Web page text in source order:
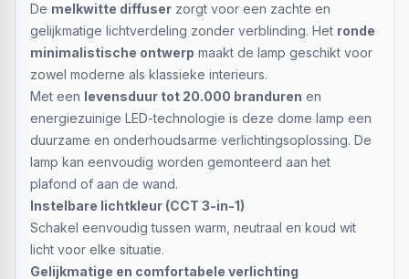
De melkwitte diffuser zorgt voor een zachte en
gelijkmatige lichtverdeling zonder verblinding. Het ronde
minimalistische ontwerp maakt de lamp geschikt voor
zowel moderne als klassieke interieurs.
Met een levensduur tot 20.000 branduren en
energiezuinige LED-technologie is deze dome lamp een
duurzame en onderhoudsarme verlichtingsoplossing. De
lamp kan eenvoudig worden gemonteerd aan het
plafond of aan de wand.
Instelbare lichtkleur (CCT 3-in-1)
Schakel eenvoudig tussen warm, neutraal en koud wit
licht voor elke situatie.
Gelijkmatige en comfortabele verlichting